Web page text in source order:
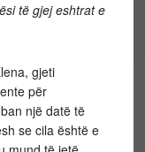
të gjej eshtrat e
gjeti
për
një datë të
se cila është e